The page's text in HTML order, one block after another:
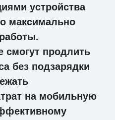
устройства
максимально
смогут продлить
без подзарядки
на мобильную